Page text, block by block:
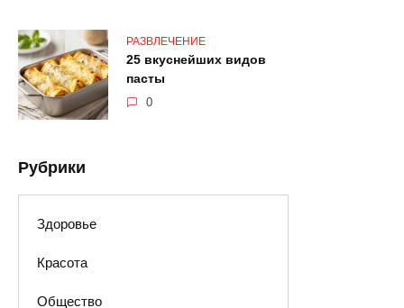
РАЗВЛЕЧЕНИЕ
25 вкуснейших видов
пасты
0
Рубрики
Здоровье
Красота
Общество